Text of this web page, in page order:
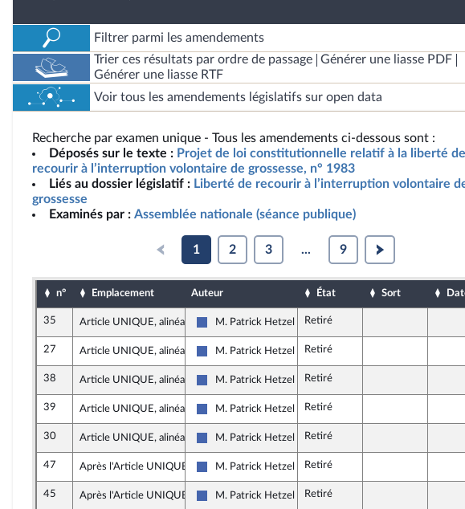
Filtrer parmi les amendements
Trier ces résultats par ordre de passage
Générer une liasse PDF
Générer une liasse RTF
Voir tous les amendements législatifs sur open data
Recherche par examen unique - Tous les amendements ci-dessous sont :
Déposés sur le texte : Projet de loi constitutionnelle relatif à la liberté de
recourir à l’interruption volontaire de grossesse, n° 1983
Liés au dossier législatif : Liberté de recourir à l’interruption volontaire
grossesse
Examinés par : Assemblée nationale (séance publique)
1 2 3 ... 9
n° Emplacement Auteur État Sort
35 Article UNIQUE, alinéa 2
Les Républicains
M. Patrick Hetzel Retiré
27 Article UNIQUE, alinéa 2
Les Républicains
M. Patrick Hetzel Retiré
38 Article UNIQUE, alinéa 2
Les Républicains
M. Patrick Hetzel Retiré
39 Article UNIQUE, alinéa 2
Les Républicains
M. Patrick Hetzel Retiré
30 Article UNIQUE, alinéa 2
Les Républicains
M. Patrick Hetzel Retiré
47 Après l'Article UNIQUE
Les Républicains
M. Patrick Hetzel Retiré
45 Après l'Article UNIQUE
Les Républicains
M. Patrick Hetzel Retiré